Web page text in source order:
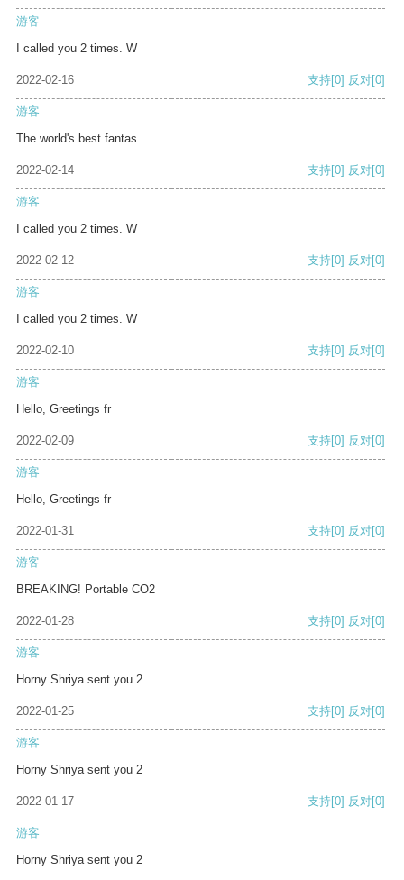
游客
I called you 2 times. W
2022-02-16 支持[0] 反对[0]
游客
The world's best fantas
2022-02-14 支持[0] 反对[0]
游客
I called you 2 times. W
2022-02-12 支持[0] 反对[0]
游客
I called you 2 times. W
2022-02-10 支持[0] 反对[0]
游客
Hello, Greetings fr
2022-02-09 支持[0] 反对[0]
游客
Hello, Greetings fr
2022-01-31 支持[0] 反对[0]
游客
BREAKING! Portable CO2
2022-01-28 支持[0] 反对[0]
游客
Horny Shriya sent you 2
2022-01-25 支持[0] 反对[0]
游客
Horny Shriya sent you 2
2022-01-17 支持[0] 反对[0]
游客
Horny Shriya sent you 2